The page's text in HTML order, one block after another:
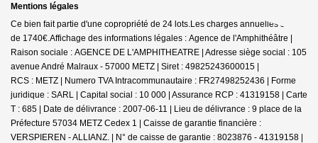
Mentions légales
Ce bien fait partie d'une copropriété de 24 lots.Les charges annuelles sont
de 1740€.Affichage des informations légales : Agence de l'Amphithéâtre |
Raison sociale : AGENCE DE L'AMPHITHEATRE | Adresse siège social : 105
avenue André Malraux - 57000 METZ | Siret : 49825243600015 |
RCS : METZ | Numero TVA Intracommunautaire : FR27498252436 | Forme
juridique : SARL | Capital social : 10 000 | Assurance RCP : 41319158 | Carte
T : 685 | Date de délivrance : 2007-06-11 | Lieu de délivrance : 9 place de la
Préfecture 57034 METZ Cedex 1 | Caisse de garantie financière :
VERSPIEREN - ALLIANZ. | N° de caisse de garantie : 8023876 - 41319158 |